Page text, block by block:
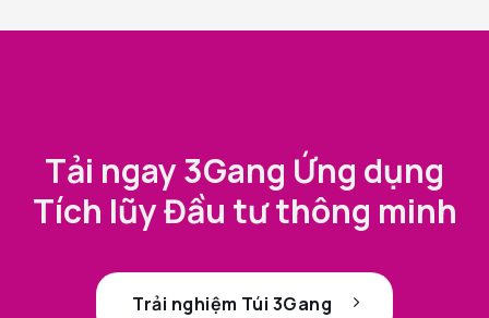
Tải ngay 3Gang Ứng dụng
Tích lũy Đầu tư thông minh
Trải nghiệm Túi 3Gang